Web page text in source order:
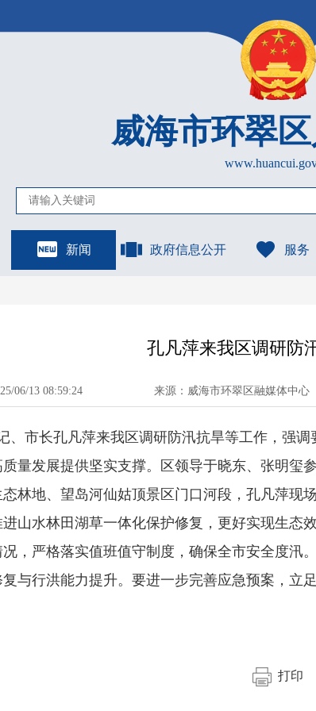
威海市环翠
新闻 政府信息公开 服务
孔凡萍来我区调研防
06/13 08:59:24 来源：威海市环翠区融媒体中心
、市长孔凡萍来我区调研防汛抗旱等工作，强
量发展提供坚实支撑。区领导于晓东、张明玺参
林地、望岛河仙姑顶景区门口河段，孔凡萍
山水林田湖草一体化保护修复，更好实现生态
，严格落实值班值守制度，确保全市安全度
与行洪能力提升。要进一步完善应急预案，
打印